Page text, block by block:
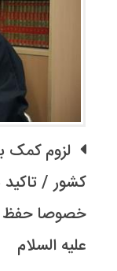
لزوم کمک
کشور /
خصوصا حفظ
علیه السلام